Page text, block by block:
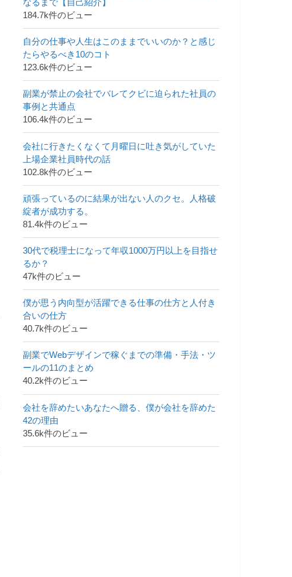
なるまで【自己紹介】
184.7k件のビュー
自分の仕事や人生はこのままでいいのか？と感じ
たらやるべき10のコト
123.6k件のビュー
副業が禁止の会社でバレてクビに迫られた社員の
事例と共通点
106.4k件のビュー
会社に行きたくなくて月曜日に吐き気がしていた
上場企業社員時代の話
102.8k件のビュー
頑張っているのに結果が出ない人のクセ。人格破
綻者が成功する。
81.4k件のビュー
30代で税理士になって年収1000万円以上を目指せ
るか？
47k件のビュー
僕が思う内向型が活躍できる仕事の仕方と人付き
合いの仕方
40.7k件のビュー
副業でWebデザインで稼ぐまでの準備・手法・ツ
ールの11のまとめ
40.2k件のビュー
会社を辞めたいあなたへ贈る、僕が会社を辞めた
42の理由
35.6k件のビュー